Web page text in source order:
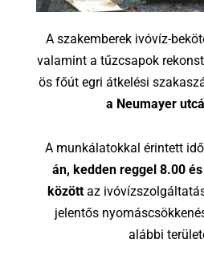
A szakemberek ivóvíz-
valamint a tűzcsapok
ös főút egri átkelési
a Neumayer
A munkálatokkal érintett
án, kedden reggel 8.00
közöttaz
jelentős
alábbi